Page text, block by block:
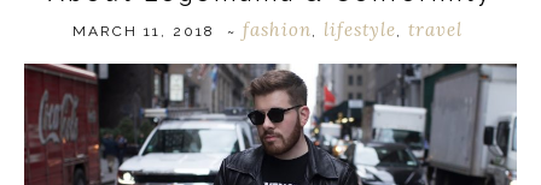
MARCH 11, 2018 ~ fashion lifestyle travel